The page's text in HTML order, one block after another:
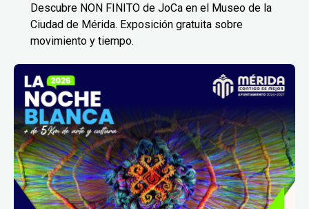
Descubre NON FINITO de JoCa en el Museo de la
Ciudad de Mérida. Exposición gratuita sobre
movimiento y tiempo.